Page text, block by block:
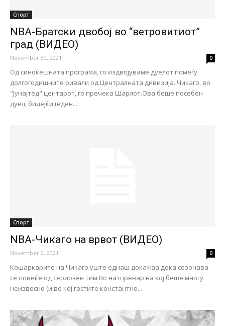
Спорт
NBA-Братски двобој во “ветровитиот”
град (ВИДЕО)
November 30, 2021 0
Од синоќешната програма, го издвојуваме дуелот помеѓу
долгогодишните ривали од Централната дивизија. Чикаго, во
"Јунајтед" центарот, го пречека Шарлот.Ова беше посебен
дуел, бидејќи (еден...
Спорт
NBA-Чикаго на врвот (ВИДЕО)
November 2, 2021 0
Кошаркарите на Чикаго уште еднаш докажаа дека сезонава
се повеќе од сериозен тим.Во натпревар на кој беше многу
неизвесно (и во кој гостите константно...